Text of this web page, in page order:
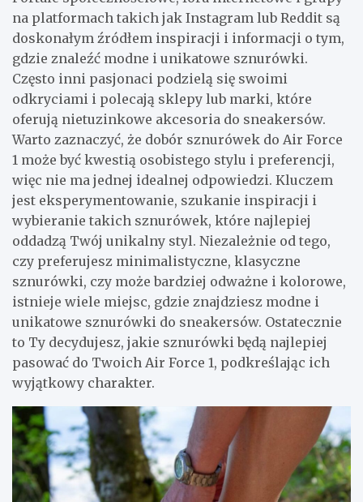
na platformach takich jak Instagram lub Reddit są
doskonałym źródłem inspiracji i informacji o tym,
gdzie znaleźć modne i unikatowe sznurówki.
Często inni pasjonaci podzielą się swoimi
odkryciami i polecają sklepy lub marki, które
oferują nietuzinkowe akcesoria do sneakersów.
Warto zaznaczyć, że dobór sznurówek do Air Force
1 może być kwestią osobistego stylu i preferencji,
więc nie ma jednej idealnej odpowiedzi. Kluczem
jest eksperymentowanie, szukanie inspiracji i
wybieranie takich sznurówek, które najlepiej
oddadzą Twój unikalny styl. Niezależnie od tego,
czy preferujesz minimalistyczne, klasyczne
sznurówki, czy może bardziej odważne i kolorowe,
istnieje wiele miejsc, gdzie znajdziesz modne i
unikatowe sznurówki do sneakersów. Ostatecznie
to Ty decydujesz, jakie sznurówki będą najlepiej
pasować do Twoich Air Force 1, podkreślając ich
wyjątkowy charakter.